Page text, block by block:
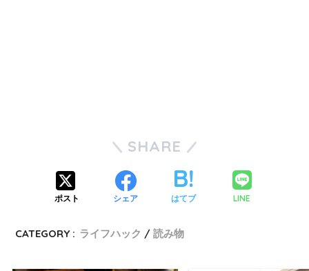
SHARE
ポスト シェア はてブ LINE
CATEGORY : ライフハック 読み物